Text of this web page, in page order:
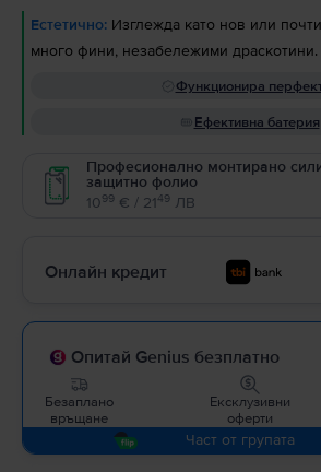
Естетично: Изглежда като нов или
много фини, незабележими драскотини.
Функционира
Ефективна батерия
Професионално монтирано
защитно фолио
1099 € / 2149 ЛВ
Онлайн кредит
Опитай Genius безплатно
Безаплано
връщане
Ексклузивни
оферти
Част от групата